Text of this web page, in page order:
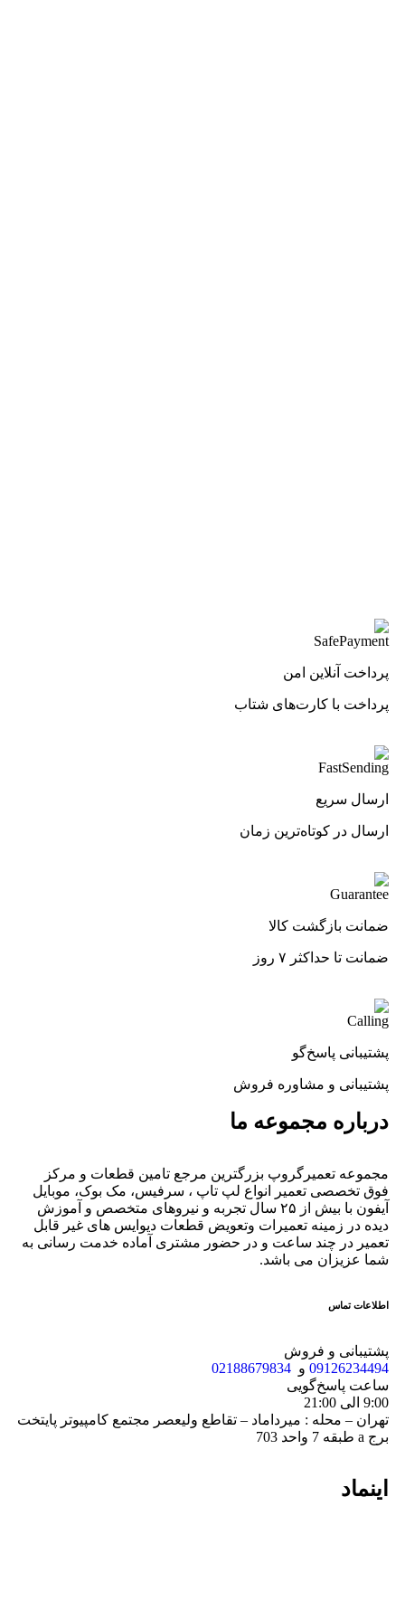
پرداخت آنلاین امن
پرداخت با کارت‌های شتاب
ارسال سریع
ارسال در کوتاه‌ترین زمان
ضمانت بازگشت کالا
ضمانت تا حداکثر ۷ روز
پشتیبانی پاسخ‌گو
پشتیبانی و مشاوره فروش
درباره مجموعه ما
مجموعه تعمیرگروپ بزرگترین مرجع تامین قطعات و مرکز
فوق تخصصی تعمیر انواع لپ تاپ ، سرفیس، مک بوک، موبایل
آیفون با بیش از ۲۵ سال تجربه و نیرو‌های متخصص و آموزش
دیده در زمینه تعمیرات وتعویض قطعات دیوایس های غیر قابل
تعمیر در چند ساعت و در حضور مشتری آماده خدمت رسانی به
شما عزیزان می باشد.
اطلاعات تماس
پشتیبانی و فروش
09126234494 و
ساعت پاسخ‌گویی
9:00 الی 21:00
تهران – محله : میرداماد – تقاطع ولیعصر مجتمع کامپیوتر پایتخت
برج a طبقه 7 واحد 703
اینماد